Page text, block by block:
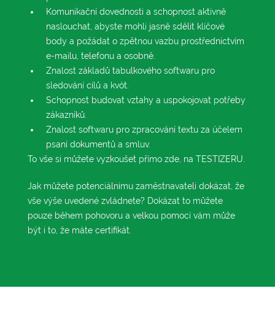
Komunikační dovednosti a schopnost aktivně
naslouchat, abyste mohli jasně sdělit klíčové
body a požádat o zpětnou vazbu prostřednictvím
e-mailu, telefonu a osobně.
Znalost základů tabulkového softwaru pro
sledování cílů a kvót.
Schopnost budovat vztahy a uspokojovat potřeby
zákazníků.
Znalost softwaru pro zpracování textu za účelem
psaní dokumentů a smluv.
To vše si můžete vyzkoušet přímo zde, na TESTIZERU.
Jak můžete potenciálnímu zaměstnavateli dokázat, že
vše výše uvedené zvládnete? Dokázat to můžete
pouze během pohovoru a velkou pomocí vám může
být i to, že máte certifikát.